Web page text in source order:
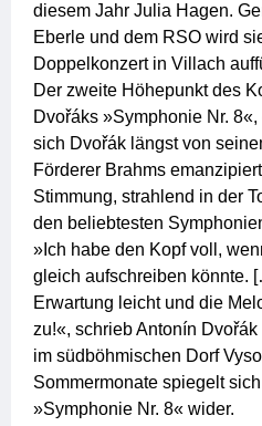
diesem Jahr Julia Hagen.
Eberle und dem RSO wird
Doppelkonzert in Villach
Der zweite Höhepunkt des
Dvořáks »Symphonie Nr.
sich Dvořák längst von
Förderer Brahms
Stimmung, strahlend in der
den beliebtesten
»Ich habe den Kopf voll,
gleich aufschreiben könnte.
Erwartung leicht und die
zu!«, schrieb Antonín
im südböhmischen Dorf
Sommermonate spiegelt
»Symphonie Nr. 8« wider.